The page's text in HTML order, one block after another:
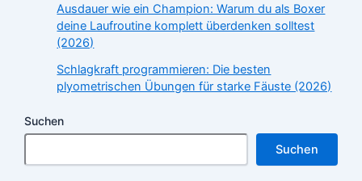
Ausdauer wie ein Champion: Warum du als Boxer
deine Laufroutine komplett überdenken solltest
(2026)
Schlagkraft programmieren: Die besten
plyometrischen Übungen für starke Fäuste (2026)
Suchen
Suchen